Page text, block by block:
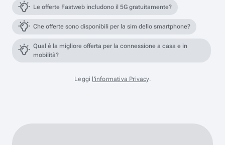
Le offerte Fastweb includono il 5G gratuitamente?
Che offerte sono disponibili per la sim dello smartphone?
Qual è la migliore offerta per la connessione a casa e in
mobilità?
Leggi l'informativa Privacy.